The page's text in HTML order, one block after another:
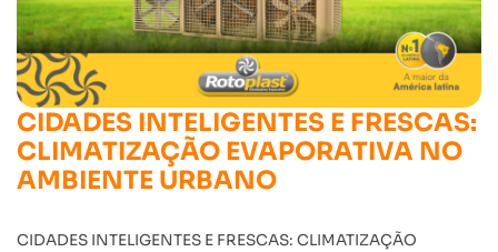
CIDADES INTELIGENTES E FRESCAS:
CLIMATIZAÇÃO EVAPORATIVA NO
AMBIENTE URBANO
CIDADES INTELIGENTES E FRESCAS: CLIMATIZAÇÃO